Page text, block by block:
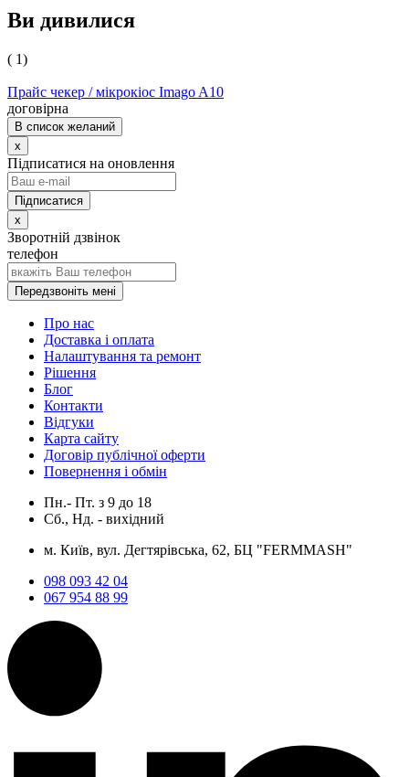
Ви дивилися
( 1)
Прайс чекер / мікрокіос Imago A10
договірна
В список желаний
x
Підписатися на оновлення
x
Зворотній дзвінок
телефон
Передзвоніть мені
Про нас
Доставка і оплата
Налаштування та ремонт
Рішення
Блог
Контакти
Відгуки
Карта сайту
Договір публічної оферти
Повернення і обмін
Пн.- Пт. з 9 до 18
Сб., Нд. - вихідний
м. Київ, вул. Дегтярівська, 62, БЦ "FERMMASH"
098 093 42 04
067 954 88 99